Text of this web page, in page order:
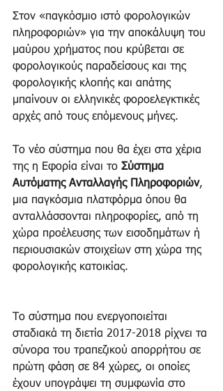
Στον «παγκόσμιο ιστό φορολογικών
πληροφοριών» για την αποκάλυψη του
μαύρου χρήματος που κρύβεται σε
φορολογικούς παραδείσους και της
φορολογικής κλοπής και απάτης
μπαίνουν οι ελληνικές φοροελεγκτικές
αρχές από τους επόμενους μήνες.
Το νέο σύστημα που θα έχει στα χέρια
της η Εφορία είναι το Σύστημα
Αυτόματης Ανταλλαγής Πληροφοριών,
μια παγκόσμια πλατφόρμα όπου θα
ανταλλάσσονται πληροφορίες, από τη
χώρα προέλευσης των εισοδημάτων ή
περιουσιακών στοιχείων στη χώρα της
φορολογικής κατοικίας.
Το σύστημα που ενεργοποιείται
σταδιακά τη διετία 2017-2018 ρίχνει τα
σύνορα του τραπεζικού απορρήτου σε
πρώτη φάση σε 84 χώρες, οι οποίες
έχουν υπογράψει τη συμφωνία στο